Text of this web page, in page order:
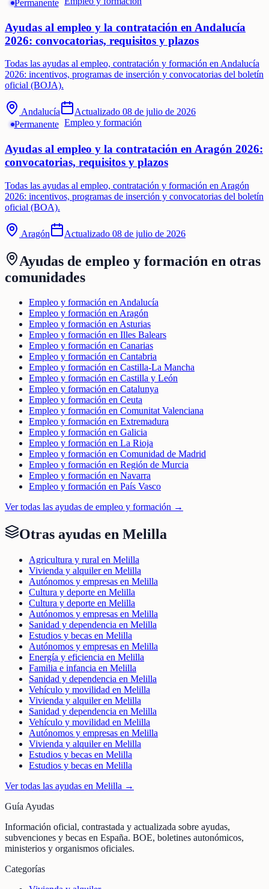
Permanente
Ayudas al empleo y la contratación en Andalucía
2026: convocatorias, requisitos y plazos
Todas las ayudas al empleo, contratación y formación en Andalucía
2026: incentivos, programas de inserción y convocatorias del boletín
oficial (BOJA).
Andalucía Actualizado 08 de julio de 2026
Permanente Empleo y formación
Ayudas al empleo y la contratación en Aragón 2026:
convocatorias, requisitos y plazos
Todas las ayudas al empleo, contratación y formación en Aragón
2026: incentivos, programas de inserción y convocatorias del boletín
oficial (BOA).
Aragón Actualizado 08 de julio de 2026
Ayudas de empleo y formación en otras
comunidades
Empleo y formación en Andalucía
Empleo y formación en Aragón
Empleo y formación en Asturias
Empleo y formación en Illes Balears
Empleo y formación en Canarias
Empleo y formación en Cantabria
Empleo y formación en Castilla-La Mancha
Empleo y formación en Castilla y León
Empleo y formación en Catalunya
Empleo y formación en Ceuta
Empleo y formación en Comunitat Valenciana
Empleo y formación en Extremadura
Empleo y formación en Galicia
Empleo y formación en La Rioja
Empleo y formación en Comunidad de Madrid
Empleo y formación en Región de Murcia
Empleo y formación en Navarra
Empleo y formación en País Vasco
Ver todas las ayudas de empleo y formación →
Otras ayudas en Melilla
Agricultura y rural en Melilla
Vivienda y alquiler en Melilla
Autónomos y empresas en Melilla
Cultura y deporte en Melilla
Cultura y deporte en Melilla
Autónomos y empresas en Melilla
Sanidad y dependencia en Melilla
Estudios y becas en Melilla
Autónomos y empresas en Melilla
Energía y eficiencia en Melilla
Familia e infancia en Melilla
Sanidad y dependencia en Melilla
Vehículo y movilidad en Melilla
Vivienda y alquiler en Melilla
Sanidad y dependencia en Melilla
Vehículo y movilidad en Melilla
Autónomos y empresas en Melilla
Vivienda y alquiler en Melilla
Estudios y becas en Melilla
Estudios y becas en Melilla
Ver todas las ayudas en Melilla →
Guía Ayudas
Información oficial, contrastada y actualizada sobre ayudas,
subvenciones y becas en España. BOE, boletines autonómicos,
ministerios y organismos oficiales.
Categorías